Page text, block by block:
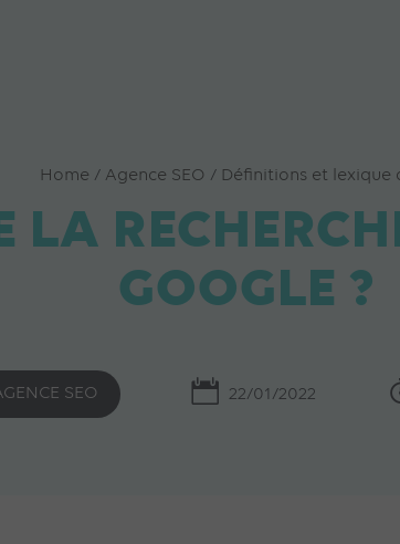
Home / Agence SEO / Définitions et lexique
LA
GOOGLE ?
SEO 22/01/2022